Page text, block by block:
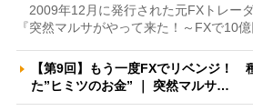
2009年12月に発行された元FXトレー
『突然マルサがやって来た！～FXで10
【第9回】もう一度FXでリベンジ！
た”ヒミツのお金” ｜ 突然マルサ…